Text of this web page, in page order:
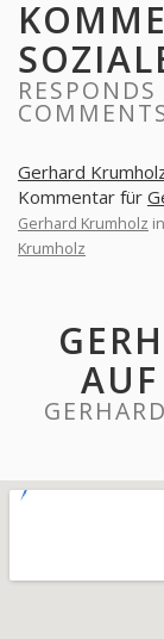
Gerhard
Kommentar für
Gerhard Krumholz
Krumholz